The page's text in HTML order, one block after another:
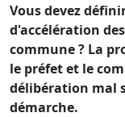
Vous devez
d'accélération
commune ? La
le préfet et le
délibération mal
démarche.